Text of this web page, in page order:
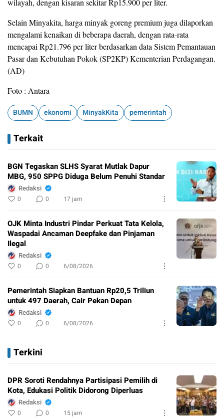
Selain Minyakita, harga minyak goreng premium juga dilaporkan
mengalami kenaikan di beberapa daerah, dengan rata-rata
mencapai Rp21.796 per liter berdasarkan data Sistem Pemantauan
Pasar dan Kebutuhan Pokok (SP2KP) Kementerian Perdagangan.
(AD)
Foto : Antara
BUMN ekonomi MinyakKita pemerintah
Terkait
BGN Tegaskan SLHS Syarat Mutlak Dapur
MBG, 950 SPPG Diduga Belum Penuhi Standar
Redaksi
0 0 17 jam
OJK Minta Industri Pindar Perkuat Tata Kelola,
Waspadai Ancaman Deepfake dan Pinjaman
Ilegal
Redaksi
0 0 6/08/2026
Pemerintah Siapkan Bantuan Rp20,5 Triliun
untuk 497 Daerah, Cair Pekan Depan
Redaksi
0 0 6/08/2026
Terkini
DPR Soroti Rendahnya Partisipasi Pemilih di
Kota, Edukasi Politik Didorong Diperluas
Redaksi
0 0 15 jam